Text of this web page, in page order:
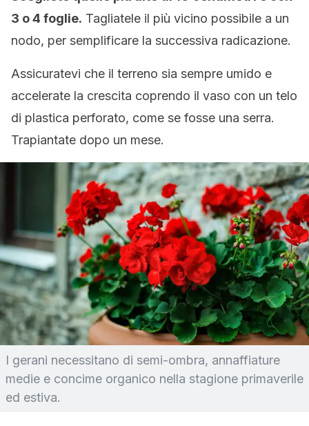
3 o 4 foglie. Tagliatele il più vicino possibile a un
nodo, per semplificare la successiva radicazione.
Assicuratevi che il terreno sia sempre umido e
accelerate la crescita coprendo il vaso con un telo
di plastica perforato, come se fosse una serra.
Trapiantate dopo un mese.
I gerani necessitano di semi-ombra, annaffiature
medie e concime organico nella stagione primaverile
ed estiva.